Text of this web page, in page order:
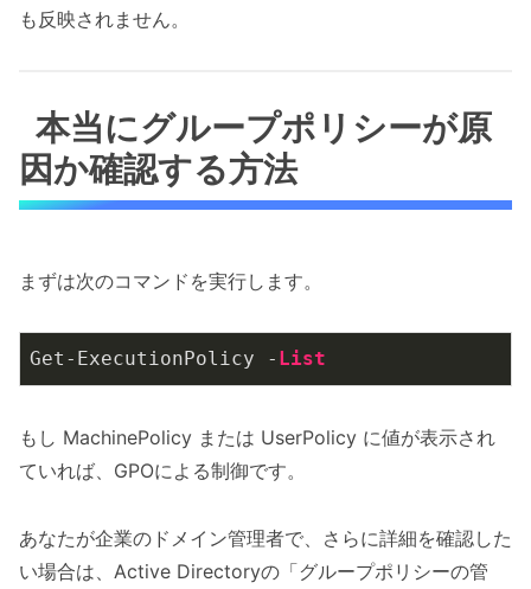
も反映されません。
本当にグループポリシーが原
因か確認する方法
まずは次のコマンドを実行します。
Get-ExecutionPolicy - List
もし MachinePolicy または UserPolicy に値が表示され
ていれば、GPOによる制御です。
あなたが企業のドメイン管理者で、さらに詳細を確認した
い場合は、Active Directoryの「グループポリシーの管